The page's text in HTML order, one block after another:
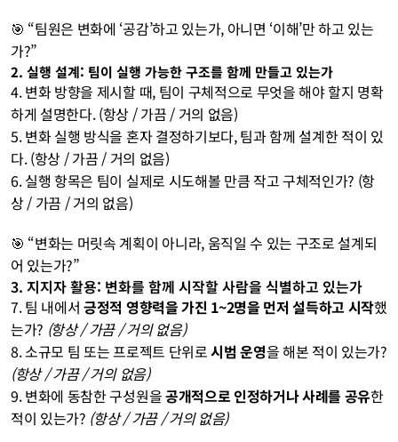
🎯 “팀원은 변화에 ‘공감’하고 있는가, 아니면 ‘이해’만 하고 있는
가?”
2. 실행 설계: 팀이 실행 가능한 구조를 함께 만들고 있는가
4. 변화 방향을 제시할 때, 팀이 구체적으로 무엇을 해야 할지 명확
하게 설명한다. (항상 / 가끔 / 거의 없음)
5. 변화 실행 방식을 혼자 결정하기보다, 팀과 함께 설계한 적이 있
다. (항상 / 가끔 / 거의 없음)
6. 실행 항목은 팀이 실제로 시도해볼 만큼 작고 구체적인가? (항
상 / 가끔 / 거의 없음)
🎯 “변화는 머릿속 계획이 아니라, 움직일 수 있는 구조로 설계되
어 있는가?”
3. 지지자 활용: 변화를 함께 시작할 사람을 식별하고 있는가
7. 팀 내에서 긍정적 영향력을 가진 1~2명을 먼저 설득하고 시작했
는가? (항상 / 가끔 / 거의 없음)
8. 소규모 팀 또는 프로젝트 단위로 시범 운영
(항상 / 가끔 / 거의 없음)
9. 변화에 동참한 구성원을 공개적으로 인정하거나 사례를 공유한
적이 있는가? (항상 / 가끔 / 거의 없음)